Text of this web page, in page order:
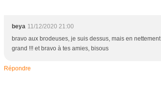
beya 11/12/2020 21:00
bravo aux brodeuses, je suis dessus, mais en
grand !!! et bravo à tes amies, bisous
Répondre